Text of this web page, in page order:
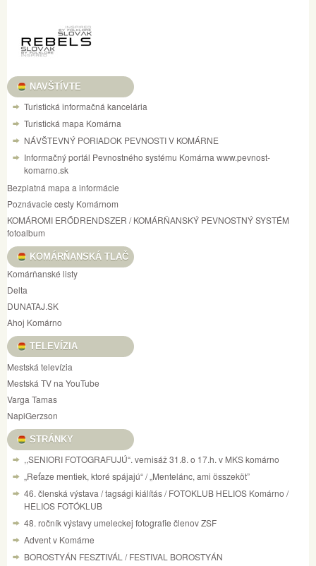
NAVŠTÍVTE
Turistická informačná kancelária
Turistická mapa Komárna
NÁVŠTEVNÝ PORIADOK PEVNOSTI V KOMÁRNE
Informačný portál Pevnostného systému Komárna www.pevnost-
komarno.sk
Bezplatná mapa a informácie
Poznávacie cesty Komárnom
KOMÁROMI ERŐDRENDSZER / KOMÁRŇANSKÝ PEVNOSTNÝ SYSTÉM
fotoalbum
KOMÁRŇANSKÁ TLAČ
Komárňanské listy
Delta
DUNATAJ.SK
Ahoj Komárno
TELEVÍZIA
Mestská televízia
Mestská TV na YouTube
Varga Tamas
NapiGerzson
STRÁNKY
,,SENIORI FOTOGRAFUJÚ“. vernisáž 31.8. o 17.h. v MKS komárno
„Reťaze mentiek, ktoré spájajú“ / „Mentelánc, ami összeköt”
46. členská výstava / tagsági kiálítás / FOTOKLUB HELIOS Komárno /
HELIOS FOTÓKLUB
48. ročník výstavy umeleckej fotografie členov ZSF
Advent v Komárne
BOROSTYÁN FESZTIVÁL / FESTIVAL BOROSTYÁN